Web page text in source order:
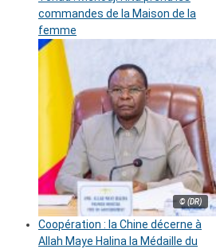
commandes de la Maison de la
femme
© (DR)
Coopération : la Chine décerne à
Allah Maye Halina la Médaille du